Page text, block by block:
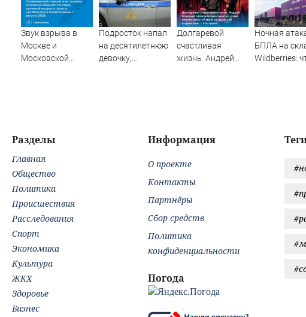
Звук взрыва в
Москве и
Московской
Подросток напал
на десятилетнюю
девочку,
Долгаревой
счастливая
жизнь. Андрей
туше»
Ночная
БПЛА на
Wildberries:
Разделы
Главная
Общество
Политика
Происшествия
Расследования
Спорт
Экономика
Культура
ЖКХ
Здоровье
Бизнес
Информация
О проекте
Контакты
Партнёры
Сбор средств
Политика
конфиденциальности
Погода